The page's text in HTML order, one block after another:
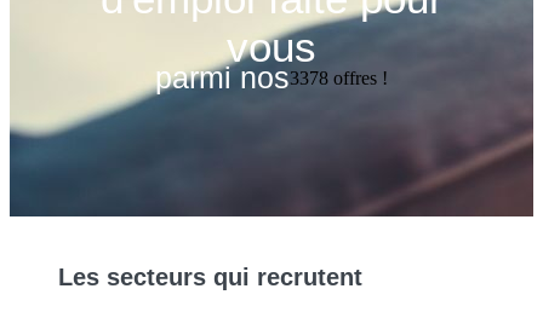
vous
parmi nos3378 offres !
Les secteurs qui recrutent